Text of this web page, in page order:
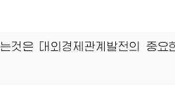
것은 대외경제관계발전의 중요